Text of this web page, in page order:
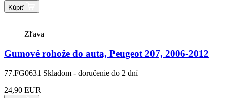
Kúpiť
Zľava
Gumové rohože do auta, Peugeot 207, 2006-2012
77.FG0631 Skladom - doručenie do 2 dní
24,90 EUR